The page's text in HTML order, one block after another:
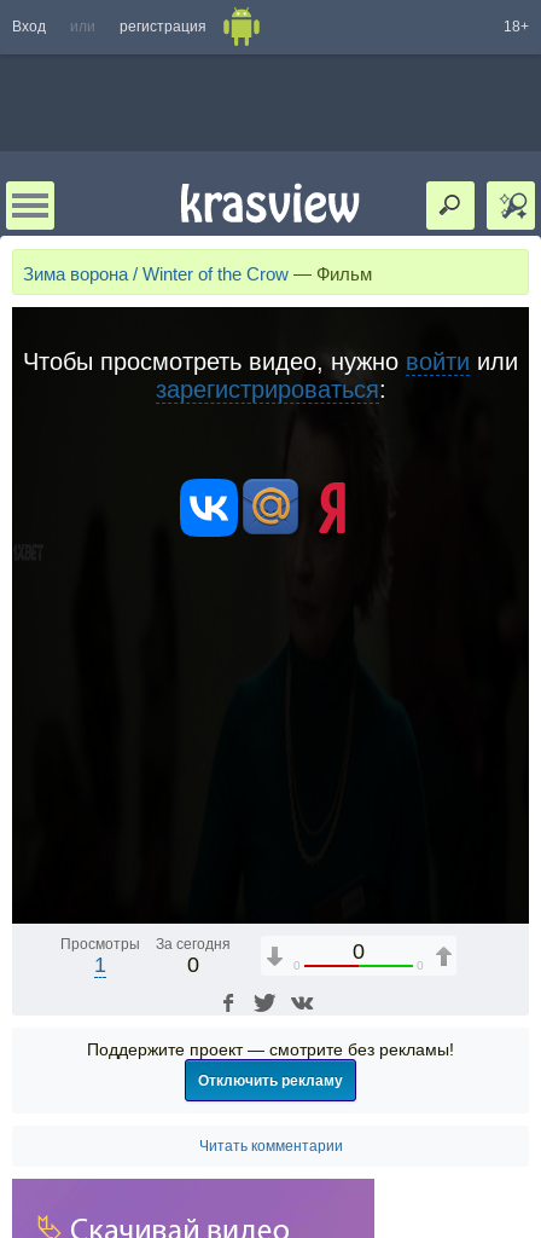
Вход или регистрация 18+
Зима ворона / Winter of the Crow — Фильм
Чтобы просмотреть видео, нужно войти или
зарегистрироваться:
Просмотры
1
За сегодня
0
0
0 0
Поддержите проект — смотрите без рекламы!
Отключить рекламу
Читать комментарии